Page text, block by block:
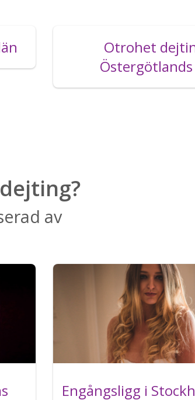
Otrohet
av
Engångsligg i